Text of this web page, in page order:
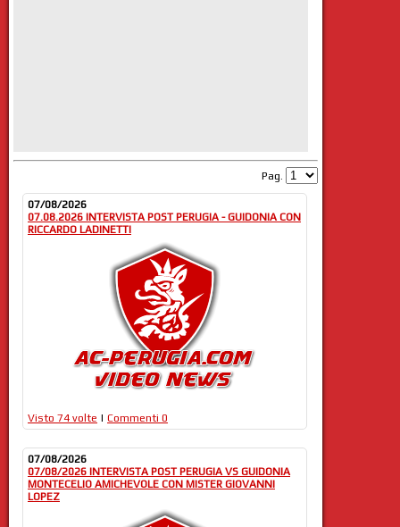
Pag.
07/08/2026
07.08.2026 INTERVISTA POST PERUGIA - GUIDONIA CON
RICCARDO LADINETTI
Visto 74 volte | Commenti 0
07/08/2026
07/08/2026 INTERVISTA POST PERUGIA VS GUIDONIA
MONTECELIO AMICHEVOLE CON MISTER GIOVANNI
LOPEZ